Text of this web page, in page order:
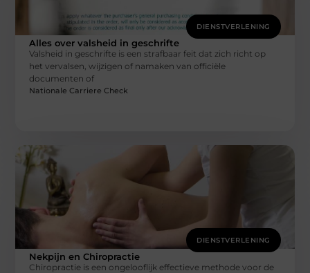
DIENSTVERLENING
Alles over valsheid in geschrifte
Valsheid in geschrifte is een strafbaar feit dat zich richt op
het vervalsen, wijzigen of namaken van officiële
documenten of
Nationale Carriere Check
DIENSTVERLENING
Nekpijn en Chiropractie
Chiropractie is een ongelooflijk effectieve methode voor de